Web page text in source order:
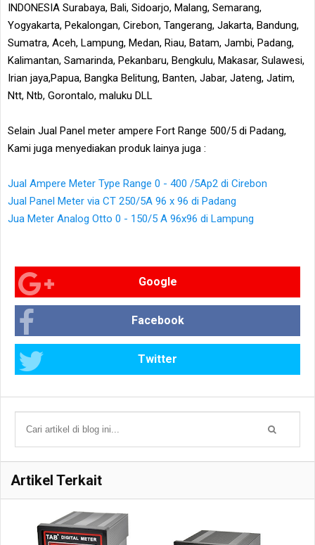
INDONESIA Surabaya, Bali, Sidoarjo, Malang, Semarang,
Yogyakarta, Pekalongan, Cirebon, Tangerang, Jakarta, Bandung,
Sumatra, Aceh, Lampung, Medan, Riau, Batam, Jambi, Padang,
Kalimantan, Samarinda, Pekanbaru, Bengkulu, Makasar, Sulawesi,
Irian jaya,Papua, Bangka Belitung, Banten, Jabar, Jateng, Jatim,
Ntt, Ntb, Gorontalo, maluku DLL
Selain Jual Panel meter ampere Fort Range 500/5 di Padang,
Kami juga menyediakan produk lainya juga :
Jual Ampere Meter Type Range 0 - 400 /5Ap2 di Cirebon
Jual Panel Meter via CT 250/5A 96 x 96 di Padang
Jua Meter Analog Otto 0 - 150/5 A 96x96 di Lampung
Google
Facebook
Twitter
Artikel Terkait